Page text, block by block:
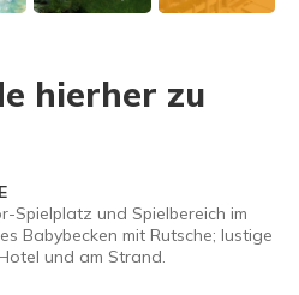
hierher zu
Spielplatz und Spielbereich im
Babybecken mit Rutsche; lustige
und am Strand.